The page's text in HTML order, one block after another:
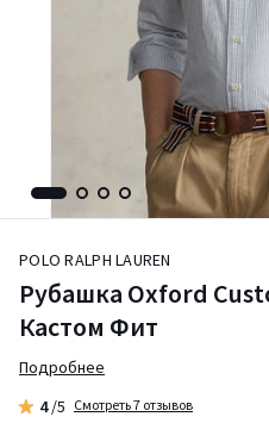
POLO RALPH LAUREN
Рубашка Oxford
Кастом Фит
Подробнее
4 /5 Смотреть 7 отзывов